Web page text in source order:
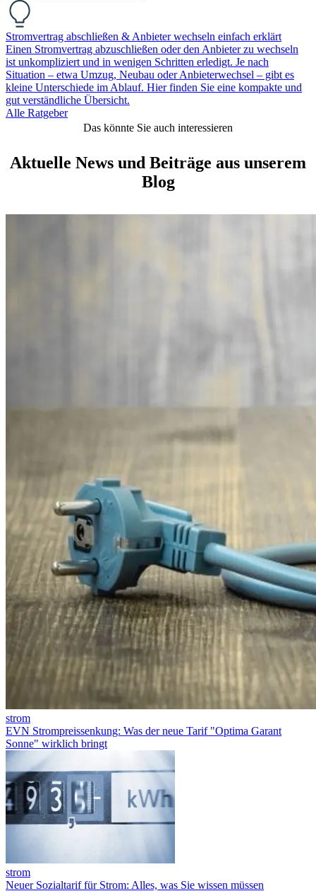
Stromvertrag abschließen & Anbieter wechseln einfach erklärt
Einen Stromvertrag abzuschließen oder den Anbieter zu wechseln
ist unkompliziert und in wenigen Schritten erledigt. Je nach
Situation – etwa Umzug, Neubau oder Anbieterwechsel – gibt es
kleine Unterschiede im Ablauf. Hier finden Sie eine kompakte und
gut verständliche Übersicht.
Alle Ratgeber
Das könnte Sie auch interessieren
Aktuelle News und Beiträge aus unserem
Blog
strom
EVN Strompreissenkung: Was der neue Tarif "Optima Garant
Sonne" wirklich bringt
strom
Neuer Sozialtarif für Strom: Alles, was Sie wissen müssen